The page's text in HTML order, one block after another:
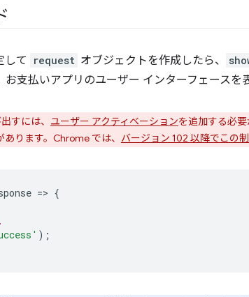
して request オブジェクトを作成したら、
お支払いアプリのユーザー インターフェースを
すには、 ユーザー アクティベーションを追加する必
ります。Chrome では、 バージョン 102 以降でこの
=> {
);